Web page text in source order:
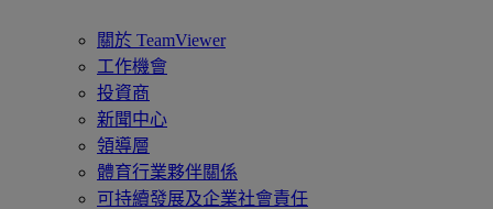
關於 TeamViewer
工作機會
投資商
新聞中心
領導層
體育行業夥伴關係
可持續發展及企業社會責任